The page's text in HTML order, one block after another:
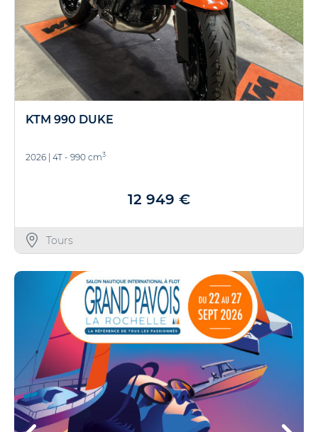
KTM 990 DUKE
2026 | 4T - 990 cm3
12 949 €
Tours